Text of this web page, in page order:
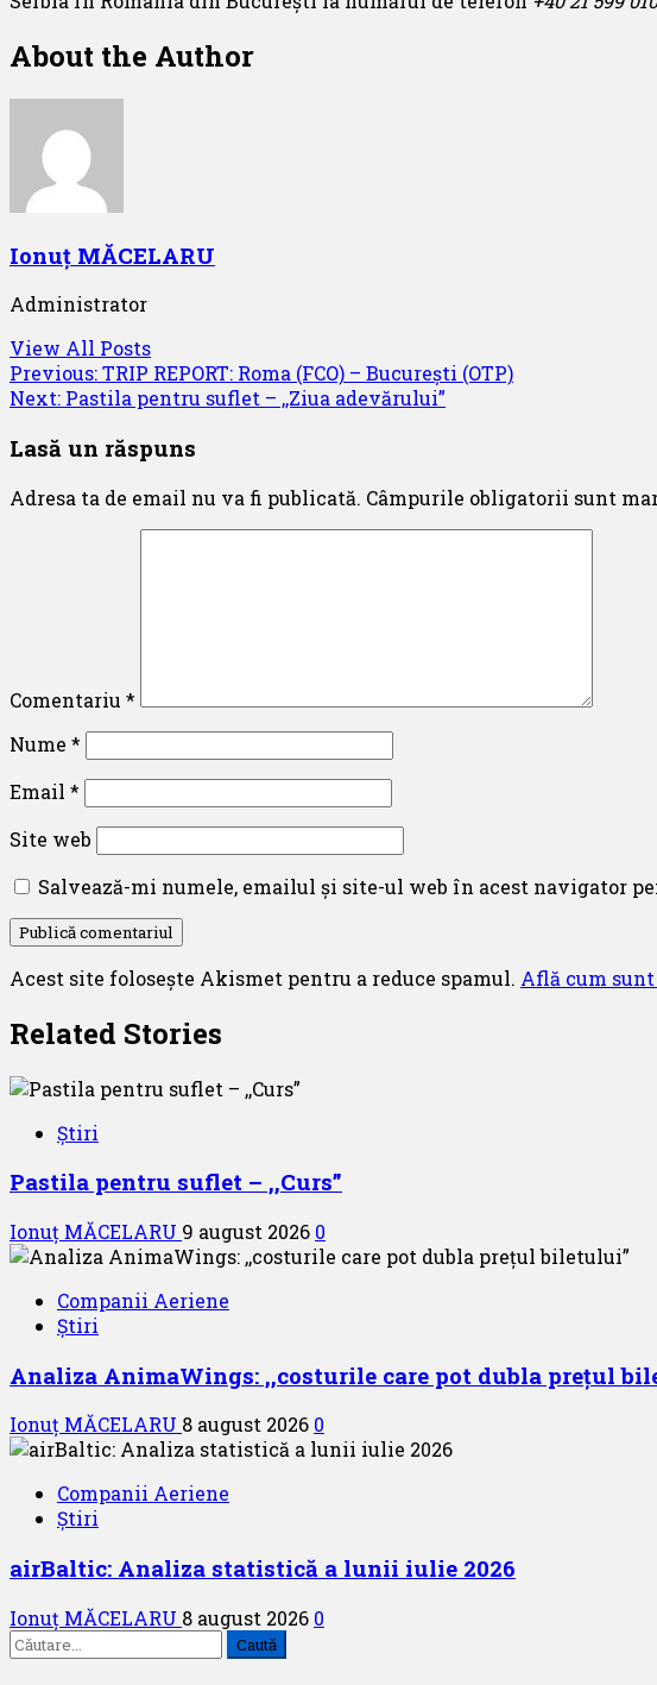
About the Author
Ionuț MĂCELARU
Administrator
View All Posts
Post
navigation
Previous:TRIP REPORT: Roma (FCO) – București (OTP)
Next: Pastila pentru suflet – ,,Ziua adevărului”
Lasă un răspuns
Adresa ta de email nu va fi publicată. Câmpurile obligatorii sunt
Comentariu *
Nume *
Email *
Site web
Salvează-mi numele, emailul și site-ul web în acest navigator
Acest site folosește Akismet pentru a reduce spamul. Află cum
Related Stories
Știri
Pastila pentru suflet – ,,Curs”
Ionuț MĂCELARU 9 august 2026 0
Companii Aeriene
Știri
Analiza AnimaWings: ,,costurile care pot dubla prețul
Ionuț MĂCELARU 8 august 2026 0
Companii Aeriene
Știri
airBaltic: Analiza statistică a lunii iulie 2026
Ionuț MĂCELARU 8 august 2026 0
Caută
după: